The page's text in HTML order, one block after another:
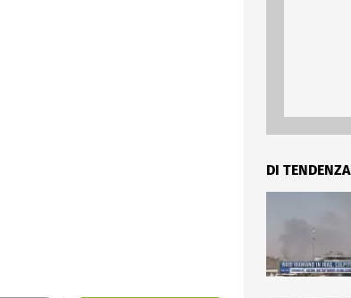
DI TENDENZA